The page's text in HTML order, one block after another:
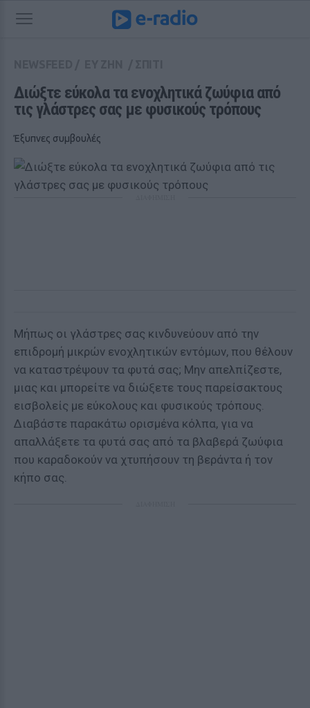
Διώξτε εύκολα τα ενοχλητικά ζωύφια από
τις γλάστρες σας με φυσικούς τρόπους
Έξυπνες συμβουλές
Μήπως οι γλάστρες σας κινδυνεύουν από την
επιδρομή μικρών ενοχλητικών εντόμων, που θέλουν
να καταστρέψουν τα φυτά σας; Μην απελπίζεστε,
μιας και μπορείτε να διώξετε τους παρείσακτους
εισβολείς με εύκολους και φυσικούς τρόπους.
Διαβάστε παρακάτω ορισμένα κόλπα, για να
απαλλάξετε τα φυτά σας από τα βλαβερά ζωύφια
που καραδοκούν να χτυπήσουν τη βεράντα ή τον
κήπο σας.